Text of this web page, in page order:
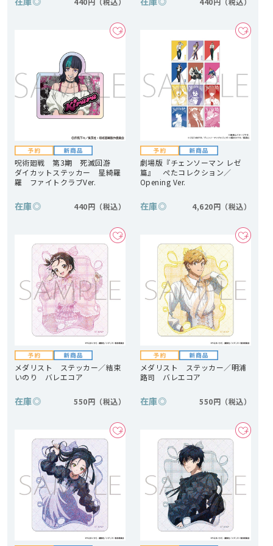
呪術廻戦 第3期 死滅回游
ダイカットステッカー 星綺羅
羅 ファイトクラブVer.
在庫◎ 440円
劇場版『チェンソーマン レゼ
篇』 ぺたコレクション／
Opening Ver.
在庫◎ 4,620円
メダリスト ステッカー／結束
いのり バレエコア
在庫◎ 550円
メダリスト ステッカー／明浦
路司 バレエコア
在庫◎ 550円